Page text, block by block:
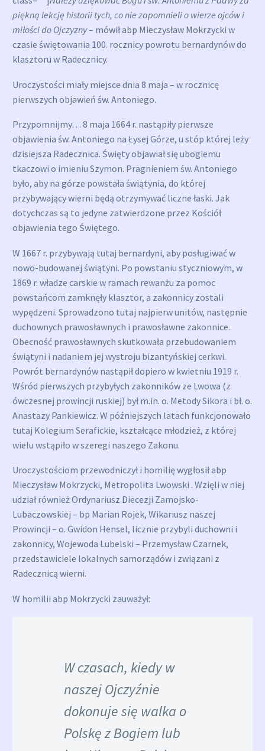
piękną lekcję historii tych, co nie zapomnieli o wierze ojców i
miłości do Ojczyzny– mówił abp Mieczysław Mokrzycki w
czasie świętowania 100. rocznicy powrotu bernardynów do
klasztoru w Radecznicy.
Uroczystości miały miejsce dnia 8 maja – w rocznicę
pierwszych objawień św. Antoniego.
Przypomnijmy… 8 maja 1664 r. nastąpiły pierwsze
objawienia św. Antoniego na Łysej Górze, u stóp której leży
dzisiejsza Radecznica. Święty objawiał się ubogiemu
tkaczowi o imieniu Szymon. Pragnieniem św. Antoniego
było, aby na górze powstała świątynia, do której
przybywający wierni będą otrzymywać liczne łaski. Jak
dotychczas są to jedyne zatwierdzone przez Kościół
objawienia tego Świętego.
W 1667 r. przybywają tutaj bernardyni, aby posługiwać w
nowo-budowanej świątyni. Po powstaniu styczniowym, w
1869 r. władze carskie w ramach rewanżu za pomoc
powstańcom zamknęły klasztor, a zakonnicy zostali
wypędzeni. Sprowadzono tutaj najpierw unitów, następnie
duchownych prawosławnych i prawosławne zakonnice.
Obecność prawosławnych skutkowała przebudowaniem
świątyni i nadaniem jej wystroju bizantyńskiej cerkwi.
Powrót bernardynów nastąpił dopiero w kwietniu 1919 r.
Wśród pierwszych przybyłych zakonników ze Lwowa (z
ówczesnej prowincji ruskiej) był m.in. o. Metody Sikora i bł. o.
Anastazy Pankiewicz. W późniejszych latach funkcjonowało
tutaj Kolegium Serafickie, kształcące młodzież, z której
wielu wstąpiło w szeregi naszego Zakonu.
Uroczystościom przewodniczył i homilię wygłosił abp
Mieczysław Mokrzycki, Metropolita Lwowski . Wzięli w niej
udział również Ordynariusz Diecezji Zamojsko-
Lubaczowskiej – bp Marian Rojek, Wikariusz naszej
Prowincji – o. Gwidon Hensel, licznie przybyli duchowni i
zakonnicy, Wojewoda Lubelski – Przemysław Czarnek,
przedstawiciele lokalnych samorządów i związani z
Radecznicą wierni.
W homilii abp Mokrzycki zauważył:
W czasach, kiedy w
naszej Ojczyźnie
dokonuje się walka o
Polskę z Bogiem lub